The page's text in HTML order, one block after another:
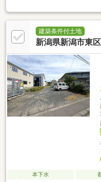
建築条件付土地
新潟県新潟市東
本下水